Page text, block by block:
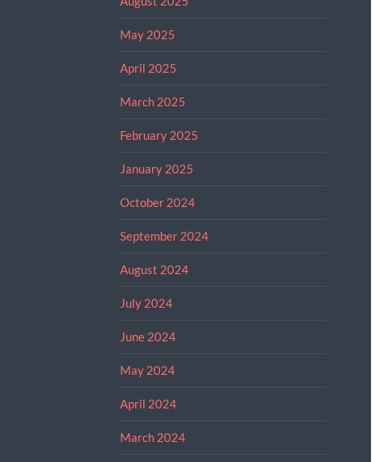
May 2025
April 2025
March 2025
February 2025
January 2025
October 2024
September 2024
August 2024
July 2024
June 2024
May 2024
April 2024
March 2024